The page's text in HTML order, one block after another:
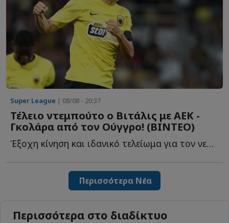
Super League | 08/08 - 20:37
Τέλειο ντεμπούτο ο Βιτάλις με ΑΕΚ -
Γκολάρα από τον Ούγγρο! (ΒΙΝΤΕΟ)
Έξοχη κίνηση και ιδανικό τελείωμα για τον νεοαποκτηθέντα χ...
Περισσότερα Νέα
Περισσότερα στο διαδίκτυο